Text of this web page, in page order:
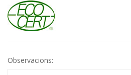
Observacions: